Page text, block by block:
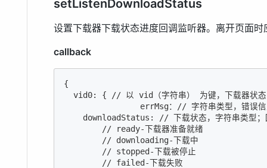
setListenDownloadStatus
设置下载器下载状态进度回调监听器。离开页面时
callback
{
vid0: { // 以 vid（字符串） 为键，下载器状态
errMsg：// 字符串类型，错误
downloadStatus: // 下载状态，字符串类型；
        // ready-下载器准备就绪
        // downloading-下载中
        // stopped-下载被停止
        // failed-下载失败